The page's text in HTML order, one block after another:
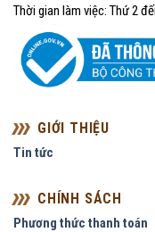
Thời gian làm việc: Thứ 2
GIỚI THIỆU
Tin tức
CHÍNH SÁCH
Phương thức thanh toán